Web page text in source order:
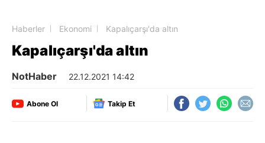
Haberler Ekonomi Kapalıçarşı'da altın
Kapalıçarşı'da altın
NotHaber 22.12.2021 14:42
Abone Ol Takip Et